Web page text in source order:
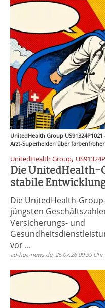
UnitedHealth Group
Arzt-Superhelden über
UnitedHealth Group,
Die
stabile
Die UnitedHealth-
jüngsten
Versicherungs- und
vor ...
ad-hoc-news.de, 25.07.26 09:39 Uhr